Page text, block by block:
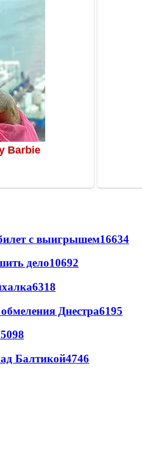
с выигрышем16634
дело10692
6318
Днестра6195
5098
Балтикой4746